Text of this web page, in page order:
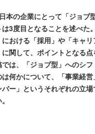
本の企業にとって「ジョブ
3度目となることを述べた
おける「採用」や「キャ
関して、ポイントとなる点
は、「ジョブ型」へのシ
何かについて、「事業経営
バー」というそれぞれの立